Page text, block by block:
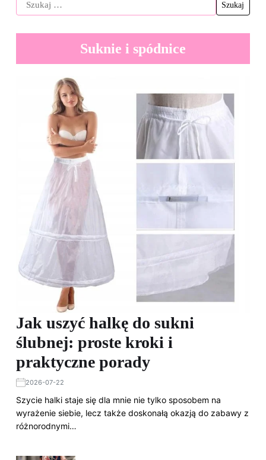
Suknie i spódnice
Jak uszyć halkę do sukni
ślubnej: proste kroki i
praktyczne porady
2026-07-22
Szycie halki staje się dla mnie nie tylko sposobem na
wyrażenie siebie, lecz także doskonałą okazją do zabawy z
różnorodnymi…